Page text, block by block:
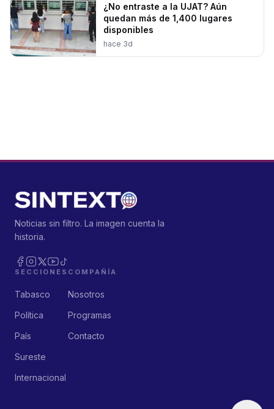
¿No entraste a la UJAT? Aún
quedan más de 1,400 lugares
disponibles
hace 3d
Noticias sin filtro. La imagen cuenta la
historia.
SECCIONES
Tabasco
Política
País
Sureste
Internacional
COMPAÑÍA
Nosotros
Programas
Contacto